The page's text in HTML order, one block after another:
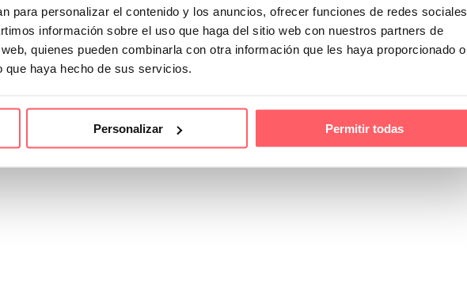
para personalizar el contenido y los anuncios, ofrecer funciones de redes sociales
información sobre el uso que haga del sitio web con nuestros partners de
quienes pueden combinarla con otra información que les haya proporcionado o
que haya hecho de sus servicios.
Personalizar Permitir todas